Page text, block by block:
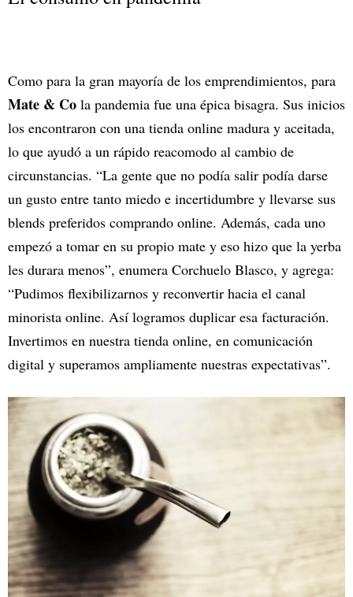
Como para la gran mayoría de los emprendimientos, para
Mate & Co la pandemia fue una épica bisagra. Sus inicios
los encontraron con una tienda online madura y aceitada,
lo que ayudó a un rápido reacomodo al cambio de
circunstancias. “La gente que no podía salir podía darse
un gusto entre tanto miedo e incertidumbre y llevarse sus
blends preferidos comprando online. Además, cada uno
empezó a tomar en su propio mate y eso hizo que la yerba
les durara menos”, enumera Corchuelo Blasco, y agrega:
“Pudimos flexibilizarnos y reconvertir hacia el canal
minorista online. Así logramos duplicar esa facturación.
Invertimos en nuestra tienda online, en comunicación
digital y superamos ampliamente nuestras expectativas”.